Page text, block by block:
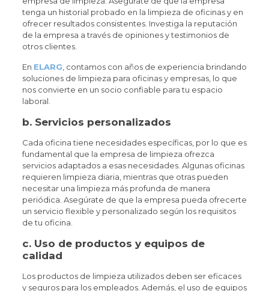
tenga un historial probado en la limpieza de oficinas y en
ofrecer resultados consistentes. Investiga la reputación
de la empresa a través de opiniones y testimonios de
otros clientes.
En ELARG , contamos con años de experiencia brindando
soluciones de limpieza para oficinas y empresas, lo que
nos convierte en un socio confiable para tu espacio
laboral.
b. Servicios personalizados
Cada oficina tiene necesidades específicas, por lo que es
fundamental que la empresa de limpieza ofrezca
servicios adaptados a esas necesidades. Algunas oficinas
requieren limpieza diaria, mientras que otras pueden
necesitar una limpieza más profunda de manera
periódica. Asegúrate de que la empresa pueda ofrecerte
un servicio flexible y personalizado según los requisitos
de tu oficina.
c. Uso de productos y equipos de
calidad
Los productos de limpieza utilizados deben ser eficaces
y seguros para los empleados. Además, el uso de equipos